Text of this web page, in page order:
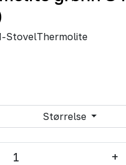
StovelThermolite
Størrelse
+